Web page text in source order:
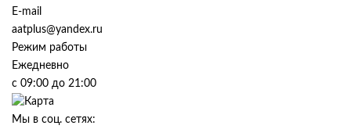
E-mail
aatplus@yandex.ru
Режим работы
Ежедневно
с 09:00 до 21:00
Мы в соц. сетях: